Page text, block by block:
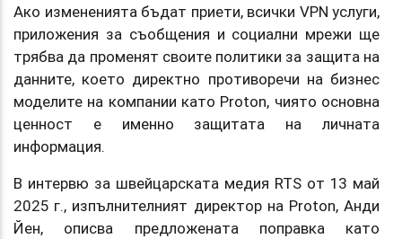
Ако измененията бъдат приети, всички VPN услуги,
приложения за съобщения и социални мрежи ще
трябва да променят своите политики за защита на
данните, което директно противоречи на бизнес
моделите на компании като Proton, чиято основна
ценност е именно защитата на личната
информация.
В интервю за швейцарската медия RTS от 13 май
2025 г., изпълнителният директор на Proton, Анди
Йен, описва предложената поправка като